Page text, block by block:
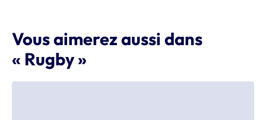
Vous aimerez aussi dans
« Rugby »